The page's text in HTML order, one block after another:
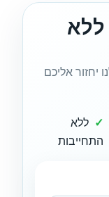
ללא
יחזור אליכם
ללא
התחייבות